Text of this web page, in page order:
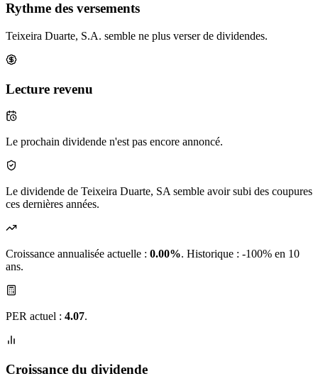
Rythme des versements
Teixeira Duarte, S.A. semble ne plus verser de dividendes.
Lecture revenu
Le prochain dividende n'est pas encore annoncé.
Le dividende de Teixeira Duarte, SA semble avoir subi des coupures
ces dernières années.
Croissance annualisée actuelle : 0.00%. Historique : -100% en 10
ans.
PER actuel : 4.07.
Croissance du dividende